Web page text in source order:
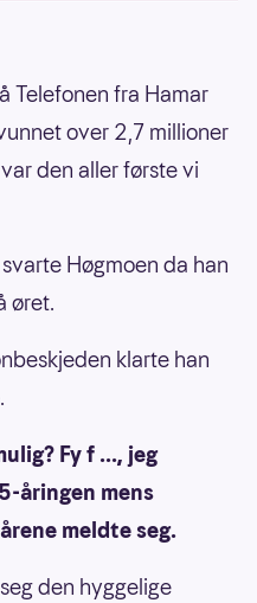
Telefonen fra Hamar
over 2,7 millioner
den aller første vi
Høgmoen da han
øret.
klarte han
Fy f ..., jeg
åringen mens
meldte seg.
den hyggelige